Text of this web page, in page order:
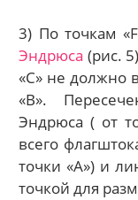
3) По точкам
Эндрюса (рис.
«С» не должно
«В».
Эндрюса ( от
всего
точки «А») и
точкой для